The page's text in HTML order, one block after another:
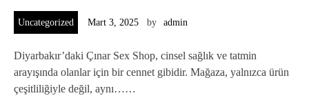
Uncategorized Mart 3, 2025 by admin
Diyarbakır’daki Çınar Sex Shop, cinsel sağlık ve tatmin
arayışında olanlar için bir cennet gibidir. Mağaza, yalnızca ürün
çeşitliliğiyle değil, aynı……